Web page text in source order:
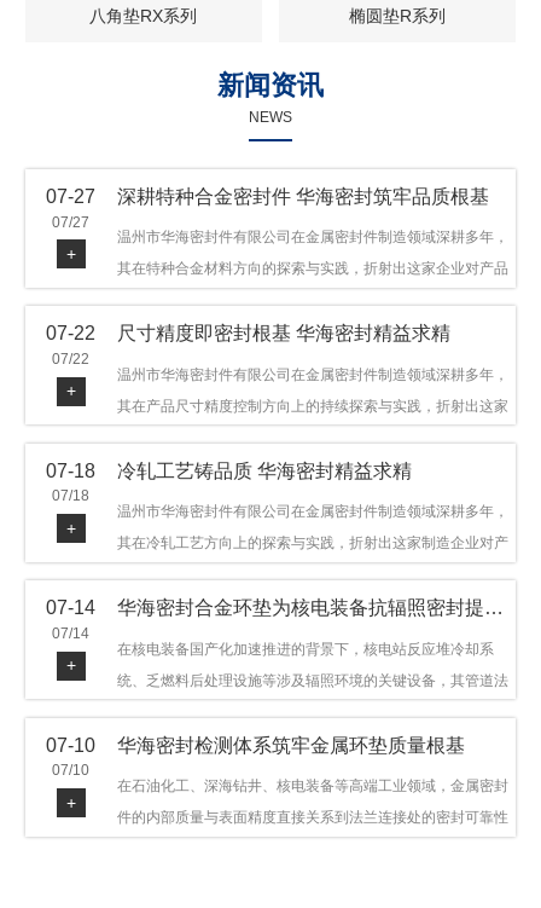
八角垫RX系列 椭圆垫R系列
新闻资讯
NEWS
07-27
07/27
+
深耕特种合金密封件 华海密封筑牢品质根基
温州市华海密封件有限公司在金属密封件制造领域深耕多年，
其在特种合金材料方向的探索与实践，折射出这家企业对产品
品，可提供多种材质方案，在石油机械、管道法兰、采油树、
07-22
07/22
+
尺寸精度即密封根基 华海密封精益求精
温州市华海密封件有限公司在金属密封件制造领域深耕多年，
其在产品尺寸精度控制方向上的持续探索与实践，折射出这家
产品，广泛应用于石油机械、管道法兰、采油树、井口装置等
领域。本文从尺寸精度的技术内涵及企业工艺积累等角度，呈
现华海密封在该领域的务实探索与稳步发展。
07-18
07/18
+
冷轧工艺铸品质 华海密封精益求精
温州市华海密封件有限公司在金属密封件制造领域深耕多年，
其在冷轧工艺方向上的探索与实践，折射出这家制造企业对产
品，广泛应用于石油机械、管道法兰、采油树、井口装置等领
步发展。
07-14
07/14
+
华海密封合金环垫为核电装备抗辐照密封提供可靠保障
在核电装备国产化加速推进的背景下，核电站反应堆冷却系
统、乏燃料后处理设施等涉及辐照环境的关键设备，其管道法
定与密封可靠。温州市华海密封件科技有限公司深耕金属密封
领域二十余年，依托八角垫、椭圆垫及RX/BX系列高压环垫等
全系列产品，以特种合金材质体系，为核电装备抗辐照密封提
供针对性配套方案。
07-10
07/10
+
华海密封检测体系筑牢金属环垫质量根基
在石油化工、深海钻井、核电装备等高端工业领域，金属密封
件的内部质量与表面精度直接关系到法兰连接处的密封可靠性